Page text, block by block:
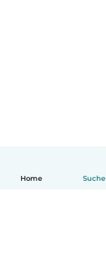
Home Suche